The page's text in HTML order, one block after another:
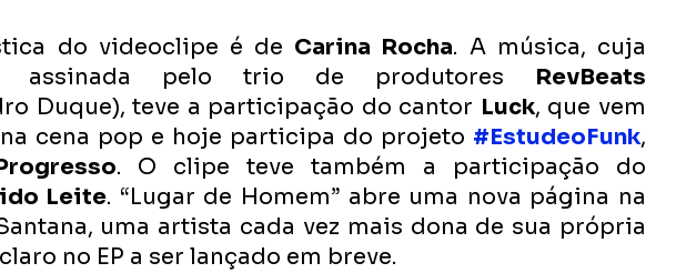
do videoclipe é de Carina Rocha. A música, cuja
assinada pelo trio de produtores RevBeats
Duque), teve a participação do cantor Luck, que vem
cena pop e hoje participa do projeto #EstudeoFunk,
. O clipe teve também a participação do
Leite. “Lugar de Homem” abre uma nova página na
uma artista cada vez mais dona de sua própria
no EP a ser lançado em breve.